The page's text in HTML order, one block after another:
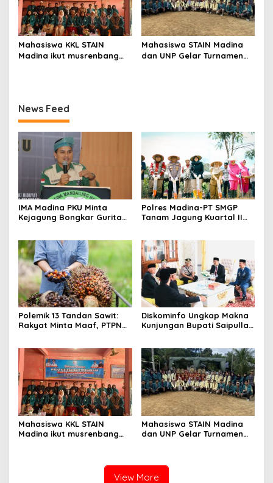
Mahasiswa KKL STAIN
Madina ikut musrenbang
Mahasiswa STAIN Madina
dan UNP Gelar Turnamen
News Feed
IMA Madina PKU Minta
Kejagung Bongkar Gurita
Polres Madina-PT SMGP
Tanam Jagung Kuartal II
Polemik 13 Tandan Sawit:
Rakyat Minta Maaf, PTPN
Diskominfo Ungkap Makna
Kunjungan Bupati Saipullah
Mahasiswa KKL STAIN
Madina ikut musrenbang
Mahasiswa STAIN Madina
dan UNP Gelar Turnamen
View More